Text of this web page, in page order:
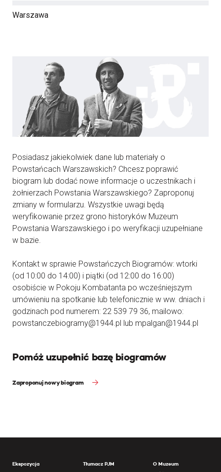
Warszawa
Posiadasz jakiekolwiek dane lub materiały o
Powstańcach Warszawskich? Chcesz poprawić
biogram lub dodać nowe informacje o uczestnikach i
żołnierzach Powstania Warszawskiego? Zaproponuj
zmiany w formularzu. Wszystkie uwagi będą
weryfikowanie przez grono historyków Muzeum
Powstania Warszawskiego i po weryfikacji uzupełniane
w bazie.
Kontakt w sprawie Powstańczych Biogramów: wtorki
(od 10:00 do 14:00) i piątki (od 12:00 do 16:00)
osobiście w Pokoju Kombatanta po wcześniejszym
umówieniu na spotkanie lub telefonicznie w ww. dniach i
godzinach pod numerem: 22 539 79 36, mailowo:
powstanczebiogramy@1944.pl lub mpalgan@1944.pl
Pomóż uzupełnić bazę biogramów
Zaproponuj nowy biogram
Ekspozycja Tłumacz PJM
O Muzeum